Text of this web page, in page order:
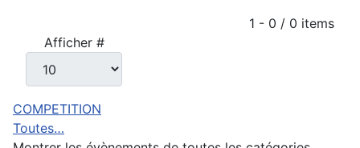
1 - 0 / 0 items
Afficher #
COMPETITION
Toutes…